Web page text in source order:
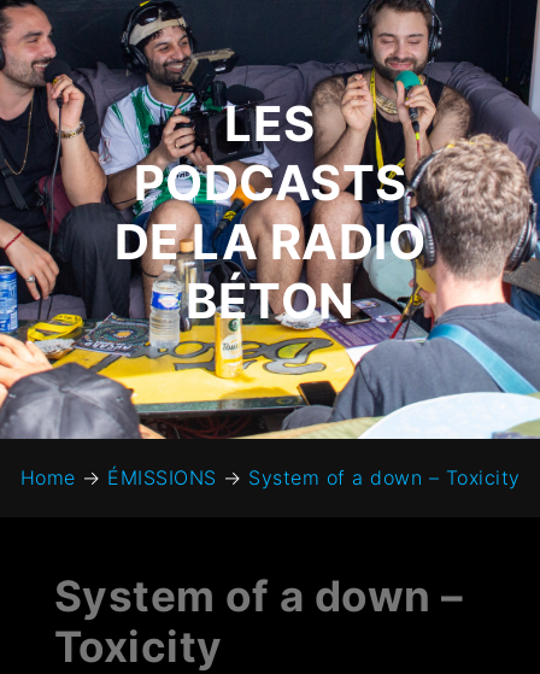
LES
PODCASTS
DE LA RADIO
BÉTON
Home → ÉMISSIONS → System of a down – Toxicity
System of a down –
Toxicity